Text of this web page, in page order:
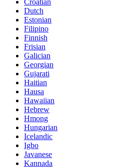
Croatian
Dutch
Estonian
Filipino
Finnish
Frisian
Galician
Georgian
Gujarati
Haitian
Hausa
Hawaiian
Hebrew
Hmong
Hungarian
Icelandic
Igbo
Javanese
Kannada